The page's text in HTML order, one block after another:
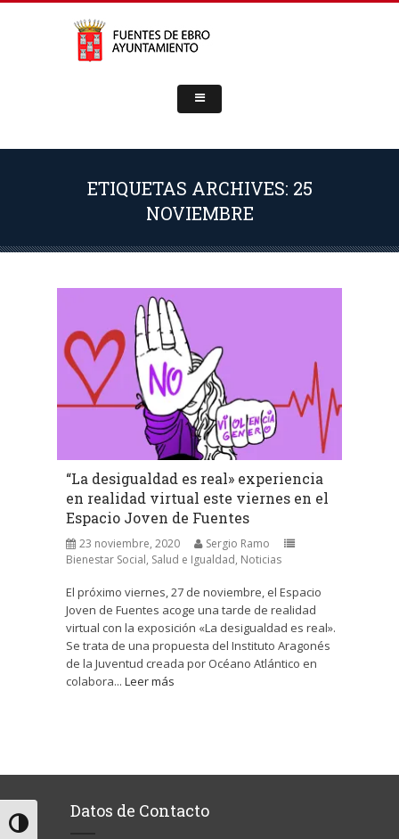
Alternar alto contraste
ETIQUETAS ARCHIVES: 25
NOVIEMBRE
“La desigualdad es real» experiencia
en realidad virtual este viernes en el
Espacio Joven de Fuentes
23 noviembre, 2020
Sergio Ramo
Bienestar Social, Salud e Igualdad, Noticias
El próximo viernes, 27 de noviembre, el Espacio
Joven de Fuentes acoge una tarde de realidad
virtual con la exposición «La desigualdad es real».
Se trata de una propuesta del Instituto Aragonés
de la Juventud creada por Océano Atlántico en
colabora... Leer más
Datos de Contacto